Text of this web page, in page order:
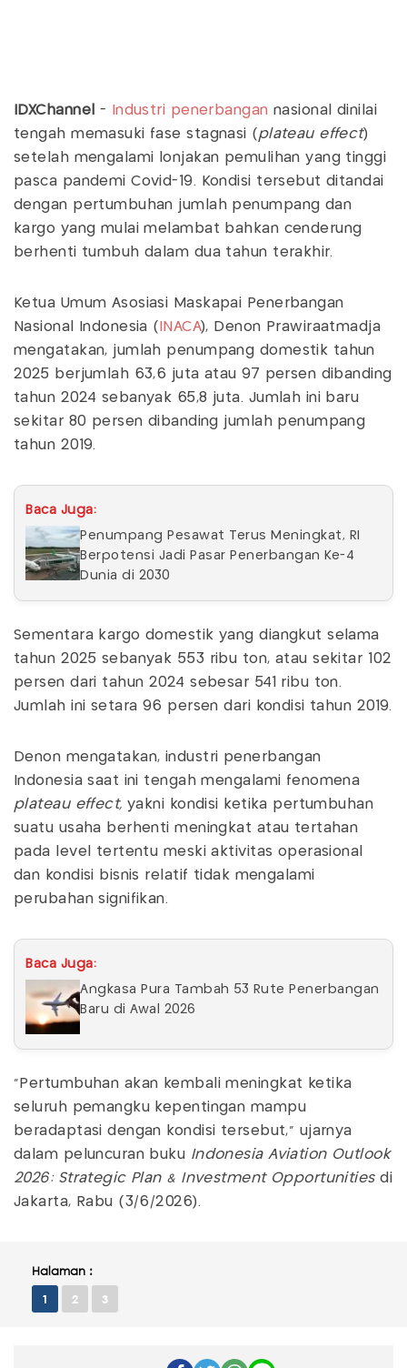
IDXChannel - Industri penerbangan nasional dinilai
tengah memasuki fase stagnasi ( plateau effect)
setelah mengalami lonjakan pemulihan yang tinggi
pasca pandemi Covid-19. Kondisi tersebut ditandai
dengan pertumbuhan jumlah penumpang dan
kargo yang mulai melambat bahkan cenderung
berhenti tumbuh dalam dua tahun terakhir.
Ketua Umum Asosiasi Maskapai Penerbangan
Nasional Indonesia ( INACA), Denon Prawiraatmadja
mengatakan, jumlah penumpang domestik tahun
2025 berjumlah 63,6 juta atau 97 persen dibanding
tahun 2024 sebanyak 65,8 juta. Jumlah ini baru
sekitar 80 persen dibanding jumlah penumpang
tahun 2019.
Baca Juga:
Penumpang Pesawat Terus Meningkat, RI
Berpotensi Jadi Pasar Penerbangan Ke-4
Dunia di 2030
Sementara kargo domestik yang diangkut selama
tahun 2025 sebanyak 553 ribu ton, atau sekitar 102
persen dari tahun 2024 sebesar 541 ribu ton.
Jumlah ini setara 96 persen dari kondisi tahun 2019.
Denon mengatakan, industri penerbangan
Indonesia saat ini tengah mengalami fenomena
plateau effect, yakni kondisi ketika pertumbuhan
suatu usaha berhenti meningkat atau tertahan
pada level tertentu meski aktivitas operasional
dan kondisi bisnis relatif tidak mengalami
perubahan signifikan.
Baca Juga:
Angkasa Pura Tambah 53 Rute Penerbangan
Baru di Awal 2026
"Pertumbuhan akan kembali meningkat ketika
seluruh pemangku kepentingan mampu
beradaptasi dengan kondisi tersebut," ujarnya
dalam peluncuran buku Indonesia Aviation Outlook
2026: Strategic Plan & Investment Opportunitiesdi
Jakarta, Rabu (3/6/2026).
Halaman :
1 2 3